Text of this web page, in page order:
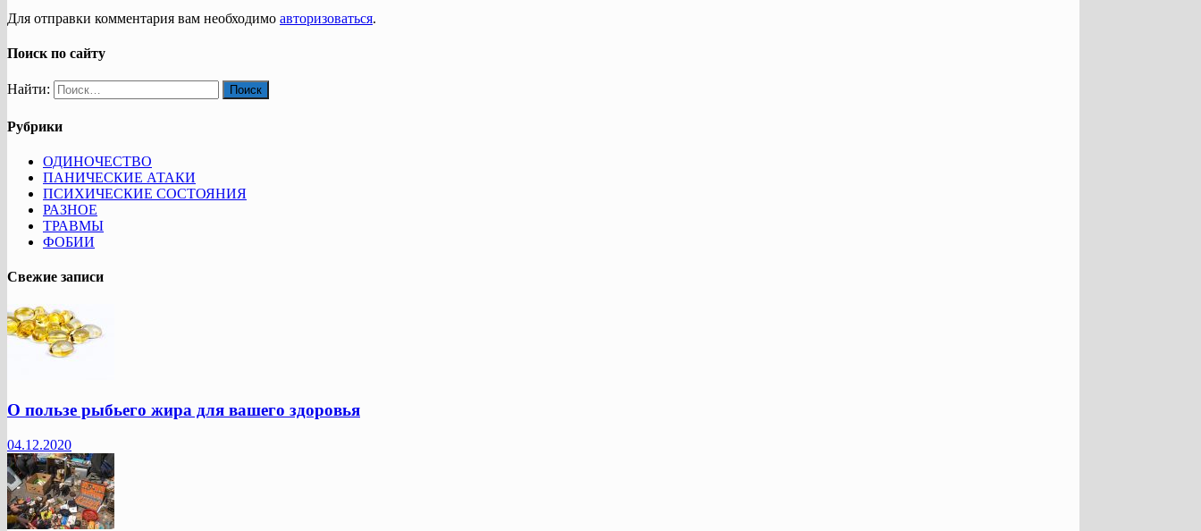
Для отправки комментария вам необходимо авторизоваться.
Поиск по сайту
Найти:
Рубрики
ОДИНОЧЕСТВО
ПАНИЧЕСКИЕ АТАКИ
ПСИХИЧЕСКИЕ СОСТОЯНИЯ
РАЗНОЕ
ТРАВМЫ
ФОБИИ
Свежие записи
О пользе рыбьего жира для вашего здоровья
04.12.2020